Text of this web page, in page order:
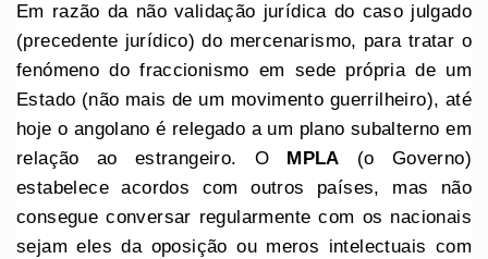
Em razão da não validação jurídica do caso julgado
(precedente jurídico) do mercenarismo, para tratar o
fenómeno do fraccionismo em sede própria de um
Estado (não mais de um movimento guerrilheiro), até
hoje o angolano é relegado a um plano subalterno em
relação ao estrangeiro. O MPLA (o Governo)
estabelece acordos com outros países, mas não
consegue conversar regularmente com os nacionais
sejam eles da oposição ou meros intelectuais com